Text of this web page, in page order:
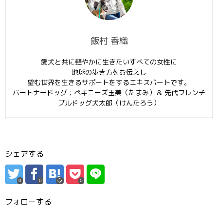
飯村 香織
愛犬と共に軽やかに生きたいすべての女性に
地球の歩き方をお伝えし
望む世界を生きるサポートをするエキスパートです。
パートナードッグ；ペキニーズ玉美（たまみ）＆ 先代フレンチ
ブルドッグ犬太郎（けんたろう）
シェアする
0 0 0
フォローする